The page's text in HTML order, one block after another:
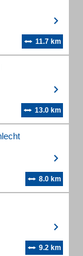
11.7 km
13.0 km
8.0 km
9.2 km